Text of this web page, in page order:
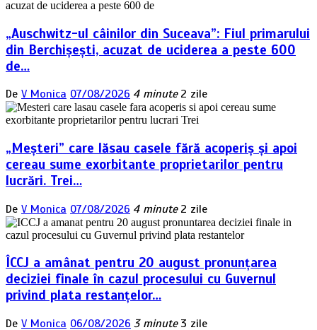
„Auschwitz-ul câinilor din Suceava”: Fiul primarului
din Berchișești, acuzat de uciderea a peste 600
de…
De V Monica 07/08/2026 4 minute 2 zile
„Meșteri” care lăsau casele fără acoperiș și apoi
cereau sume exorbitante proprietarilor pentru
lucrări. Trei…
De V Monica 07/08/2026 4 minute 2 zile
ÎCCJ a amânat pentru 20 august pronunțarea
deciziei finale în cazul procesului cu Guvernul
privind plata restanțelor…
De V Monica 06/08/2026 3 minute 3 zile